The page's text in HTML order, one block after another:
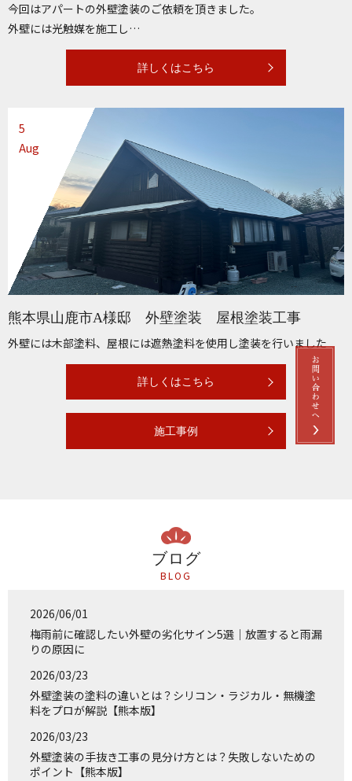
今回はアパートの外壁塗装のご依頼を頂きました。
外壁には光触媒を施工し…
詳しくはこちら
5
Aug
熊本県山鹿市A様邸 外壁塗装 屋根塗装工事
外壁には木部塗料、屋根には遮熱塗料を使用し塗装を行いました
詳しくはこちら
施工事例
ブログ
BLOG
2026/06/01
梅雨前に確認したい外壁の劣化サイン5選｜放置すると雨漏
りの原因に
2026/03/23
外壁塗装の塗料の違いとは？シリコン・ラジカル・無機塗
料をプロが解説【熊本版】
2026/03/23
外壁塗装の手抜き工事の見分け方とは？失敗しないための
ポイント【熊本版】